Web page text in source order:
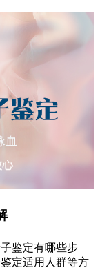
鉴定有哪些步
定适用人群等方